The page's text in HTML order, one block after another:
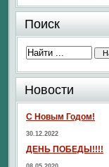
Поиск
Новости
С Новым Годом!
30.12.2022
ДЕНЬ ПОБЕДЫ!!!!